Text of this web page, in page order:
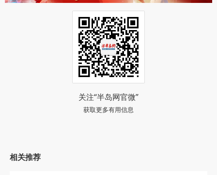
关注“半岛网官微”
获取更多有用信息
相关推荐